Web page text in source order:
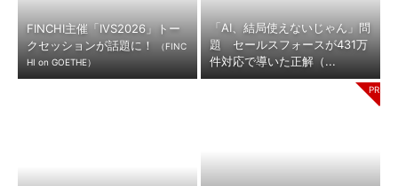
FINCHI主催「IVS2026」トー
クセッションが話題に！
（FINC
HI on GOETHE）
「AI、結局使えないじゃん」問
題 セールスフォースが431万
件対応で導いた正解（...